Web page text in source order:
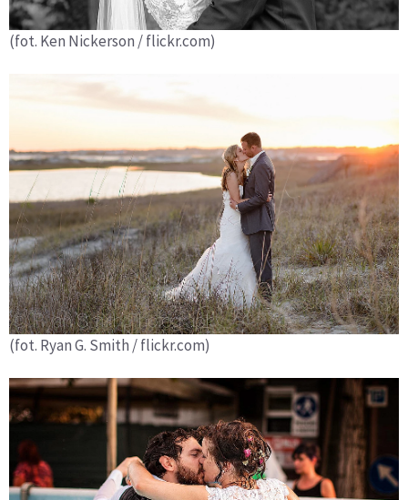
(fot. Ken Nickerson / flickr.com)
(fot. Ryan G. Smith / flickr.com)